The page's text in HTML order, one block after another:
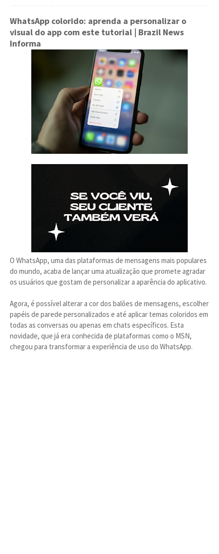
WhatsApp colorido: aprenda a personalizar o
visual do app com este tutorial | Brazil News
Informa
O WhatsApp, uma das plataformas de mensagens mais populares
do mundo, acaba de lançar uma atualização que promete agradar
os usuários que gostam de personalizar a aparência do aplicativo.
Agora, é possível alterar a cor dos balões de mensagens, escolher
papéis de parede personalizados e até aplicar temas coloridos em
todas as conversas ou apenas em chats específicos. Esta
novidade, que já era conhecida de plataformas como o MSN,
chegou para transformar a experiência de uso do WhatsApp.